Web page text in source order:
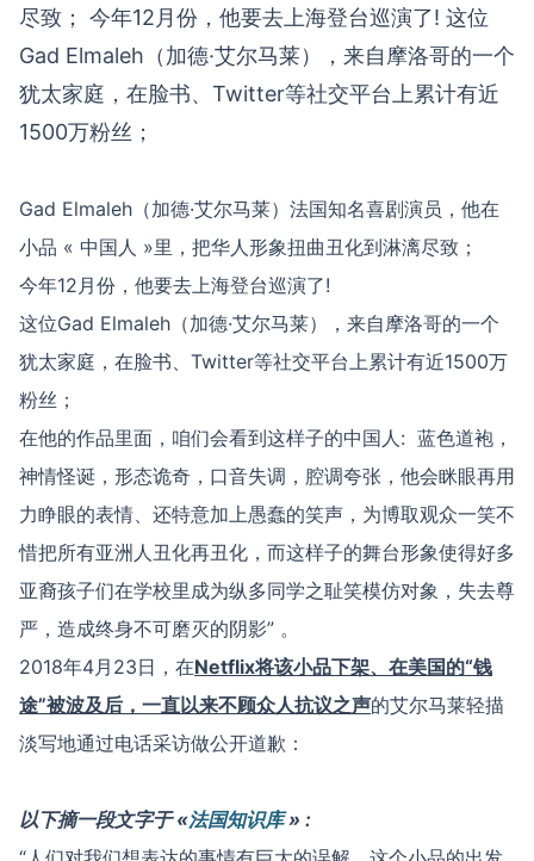
尽致； 今年12月份，他要去上海登台巡演了! 这位
Gad Elmaleh（加德·艾尔马莱），来自摩洛哥的一个
犹太家庭，在脸书、Twitter等社交平台上累计有近
1500万粉丝；
Gad Elmaleh（加德·艾尔马莱）法国知名喜剧演员，他在
小品 « 中国人 »里，把华人形象扭曲丑化到淋漓尽致；
今年12月份，他要去上海登台巡演了!
这位Gad Elmaleh（加德·艾尔马莱），来自摩洛哥的一个
犹太家庭，在脸书、Twitter等社交平台上累计有近1500万
粉丝；
在他的作品里面，咱们会看到这样子的中国人: 蓝色道袍，
神情怪诞，形态诡奇，口音失调，腔调夸张，他会眯眼再用
力睁眼的表情、还特意加上愚蠢的笑声，为博取观众一笑不
惜把所有亚洲人丑化再丑化，而这样子的舞台形象使得好多
亚裔孩子们在学校里成为纵多同学之耻笑模仿对象，失去尊
严，造成终身不可磨灭的阴影” 。
2018年4月23日，在Netflix将该小品下架、在美国的“钱
途”被波及后，一直以来不顾众人抗议之声的艾尔马莱轻描
淡写地通过电话采访做公开道歉：
以下摘一段文字于«法国知识库» :